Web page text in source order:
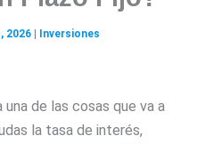
2026 Inversiones
una de las cosas que va a
la tasa de interés,